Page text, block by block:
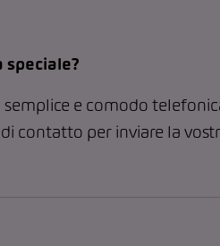
e comodo
contatto per inviare la